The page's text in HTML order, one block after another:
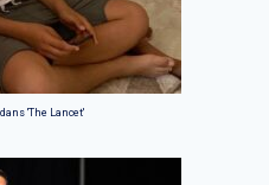
'The Lancet'